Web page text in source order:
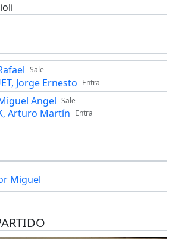
Sale
Entra
Jorge Ernesto
Sale
Angel
Entra
Arturo Martín
Miguel